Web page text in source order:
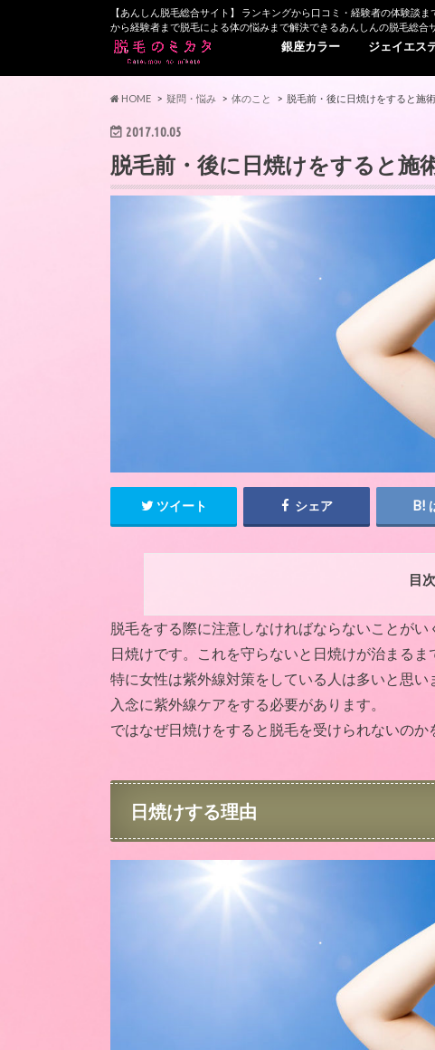
【あんしん脱毛総合サイト】 ランキングから口コミ・経験者の体験談
から経験者まで脱毛による体の悩みまで解決できるあんしんの脱毛総
銀座カラー ジェイエス
HOME 疑問・悩み 体のこと 脱毛前・後に日焼けをすると施
2017.10.05
脱毛前・後に日焼けをすると施
ツイート シェア
目次
脱毛をする際に注意しなければならないことが
日焼けです。これを守らないと日焼けが治まるま
特に女性は紫外線対策をしている人は多いと思
入念に紫外線ケアをする必要があります。
ではなぜ日焼けをすると脱毛を受けられないのか
日焼けする理由